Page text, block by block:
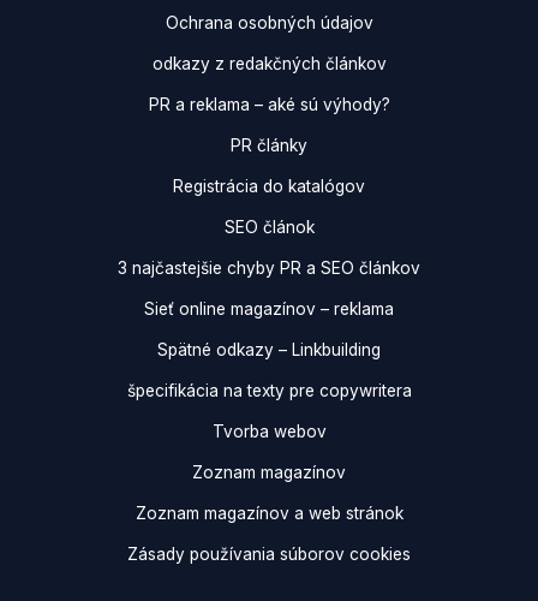
Ochrana osobných údajov
odkazy z redakčných článkov
PR a reklama – aké sú výhody?
PR články
Registrácia do katalógov
SEO článok
3 najčastejšie chyby PR a SEO článkov
Sieť online magazínov – reklama
Spätné odkazy – Linkbuilding
špecifikácia na texty pre copywritera
Tvorba webov
Zoznam magazínov
Zoznam magazínov a web stránok
Zásady používania súborov cookies